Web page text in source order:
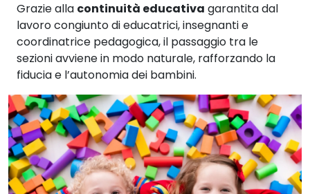
Grazie alla continuità educativa garantita dal
lavoro congiunto di educatrici, insegnanti e
coordinatrice pedagogica, il passaggio tra le
sezioni avviene in modo naturale, rafforzando la
fiducia e l’autonomia dei bambini.